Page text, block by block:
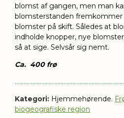
blomst af gangen, men man
blomsterstanden
blomster på skift. Således at
indholde knopper, nye
så at sige. Selvsår sig nemt.
Ca. 400 frø
Kategori: Hjemmehørende.
biogeografiske region